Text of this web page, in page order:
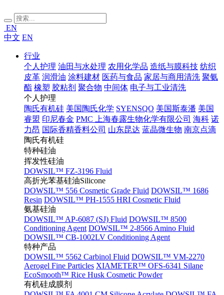
EN
中文 EN
行业
个人护理 油田与水处理 农用化学品 造纸与膜科技 纺织
皮革 润滑油 涂料建材 医药与食品 家居与商用清洗 聚氨
酯 橡塑 胶粘剂 聚合物 中间体 电子与工业清洗
个人护理
陶氏有机硅 美国陶氏化学 SYENSQO 美国斯泰潘 美国
睿盟 印尼春金 PMC 上海春露生物化学有限公司 海科 诺
力昂 国际香精香料公司 山东昆达 蓝晶微生物 南京点滴
陶氏有机硅
特种硅油
挥发性硅油
DOWSIL™ FZ-3196 Fluid
高折光苯基硅油Silicone
DOWSIL™ 556 Cosmetic Grade Fluid DOWSIL™ 1686
Resin DOWSIL™ PH-1555 HRI Cosmetic Fluid
氨基硅油
DOWSIL™ AP-6087 (SJ) Fluid DOWSIL™ 8500
Conditioning Agent DOWSIL™ 2-8566 Amino Fluid
DOWSIL™ CB-1002LV Conditioning Agent
特种产品
DOWSIL™ 5562 Carbinol Fluid DOWSIL™ VM-2270
Aerogel Fine Particles XIAMETER™ OFS-6341 Silane
EcoSmooth™ Rice Husk Cosmetic Powder
有机硅成膜剂